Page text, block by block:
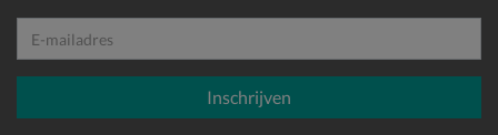
E-mailadres
Inschrijven